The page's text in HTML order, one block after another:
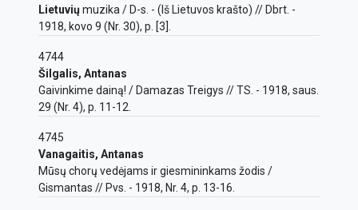
Lietuviųmuzika / D-s. - (Iš Lietuvos krašto) // Dbrt. -
1918, kovo 9 (Nr. 30), p. [3].
4744
Šilgalis, Antanas
Gaivinkime dainą! / Damazas Treigys // TS. - 1918, saus.
29 (Nr. 4), p. 11-12.
4745
Vanagaitis, Antanas
Mūsų chorų vedėjams ir giesmininkams žodis /
Gismantas // Pvs. - 1918, Nr. 4, p. 13-16.